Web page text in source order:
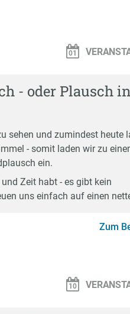
- oder Plausch in
sehen und zumindest heute
- somit laden wir zu
ein.
Zeit habt - es gibt kein
uns einfach auf einen
Zum